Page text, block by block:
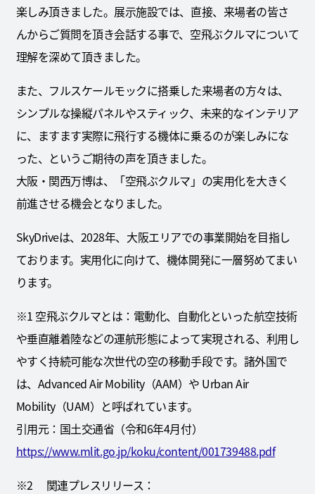
楽しみ頂きました。展示施設では、直接、来場者の皆さ
んからご質問を頂き会話する事で、空飛ぶクルマについて
理解を深めて頂きました。
また、フルスケールモックに搭乗した来場者の方々は、
シンプルな操縦パネルやスティック、未来的なインテリア
に、ますます実際に飛行する機体に乗るのが楽しみにな
った、というご期待の声を頂きました。
大阪・関西万博は、「空飛ぶクルマ」の実用化を大きく
前進させる機会となりました。
SkyDriveは、2028年、大阪エリアでの事業開始を目指し
ております。実用化に向けて、機体開発に一層努めてまい
ります。
※1 空飛ぶクルマとは：電動化、自動化といった航空技術
や垂直離着陸などの運航形態によって実現される、利用し
やすく持続可能な次世代の空の移動手段です。諸外国で
は、Advanced Air Mobility（AAM）や Urban Air
Mobility（UAM）と呼ばれています。
引用元：国土交通省（令和6年4月付）
https://www.mlit.go.jp/koku/content/001739488.pdf
※2 関連プレスリリース：